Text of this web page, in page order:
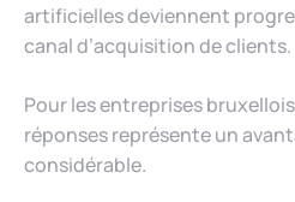
artificielles deviennent
canal d’acquisition de clients.
Pour les entreprises
réponses représente un
considérable.